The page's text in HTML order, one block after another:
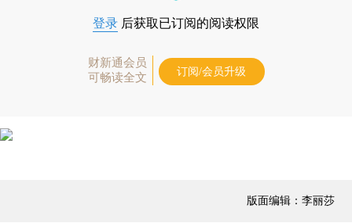
登录 后获取已订阅的阅读权限
财新通会员
可畅读全文
订阅/会员升级
版面编辑：李丽莎